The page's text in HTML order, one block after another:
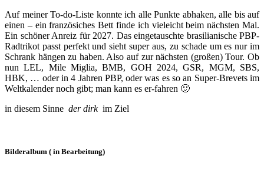
Auf meiner To-do-Liste konnte ich alle Punkte abhaken, alle bis auf
einen – ein französiches Bett finde ich vieleicht beim nächsten Mal.
Ein schöner Anreiz für 2027. Das eingetauschte brasilianische PBP-
Radtrikot passt perfekt und sieht super aus, zu schade um es nur im
Schrank hängen zu haben. Also auf zur nächsten (großen) Tour. Ob
nun LEL, Mile Miglia, BMB, GOH 2024, GSR, MGM, SBS,
HBK, … oder in 4 Jahren PBP, oder was es so an Super-Brevets im
Weltkalender noch gibt; man kann es er-fahren 🙂
in diesem Sinne der dirkim Ziel
Bilderalbum ( in Bearbeitung)